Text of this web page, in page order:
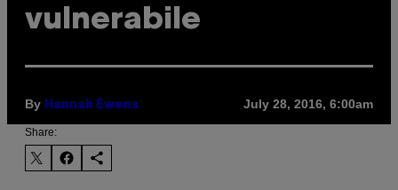
vulnerabile
By Hannah Ewens July 28, 2016, 6:00am
Share: